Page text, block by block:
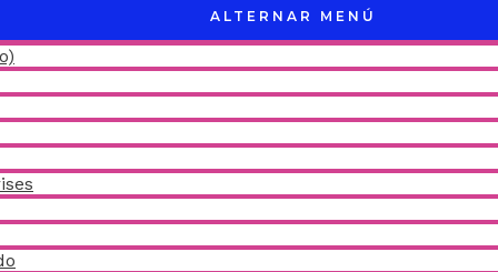
ALTERNAR MENÚ